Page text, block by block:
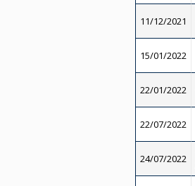
11/12/2021
15/01/2022
22/01/2022
22/07/2022
24/07/2022